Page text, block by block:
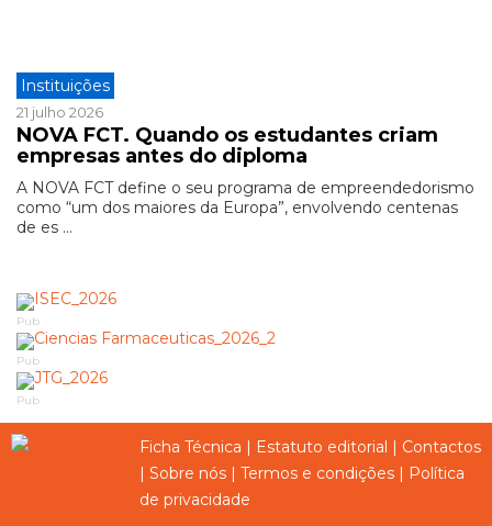
Instituições
21 julho 2026
NOVA FCT. Quando os estudantes criam
empresas antes do diploma
A NOVA FCT define o seu programa de empreendedorismo
como “um dos maiores da Europa”, envolvendo centenas
de es ...
Pub
Pub
Pub
Ficha Técnica Estatuto editorial
Contactos
Sobre nós Termos e condições
Política
de privacidade